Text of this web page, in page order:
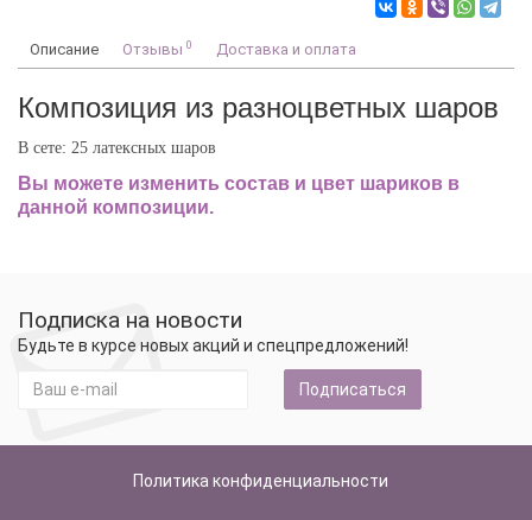
Описание Отзывы 0 Доставка и оплата
Композиция из разноцветных шаров
В сете: 25 латексных шаров
Вы можете изменить состав и цвет шариков в
данной композиции.
Подписка на новости
Будьте в курсе новых акций и спецпредложений!
Подписаться
Политика конфиденциальности